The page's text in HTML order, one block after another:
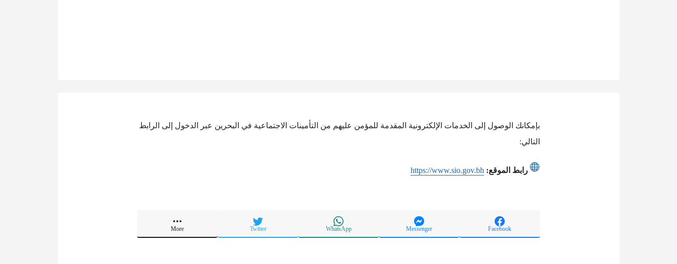
بإمكانك الوصول إلى الخدمات الإلكترونية المقدمة للمؤمن عليهم‎ ‎من التأمينات الاجتماعية في البحرين عبر الدخول إلى الرابط
التالي:
رابط الموقع: https://www.sio.gov.bh
Facebook
Messenger
WhatsApp
Twitter
More